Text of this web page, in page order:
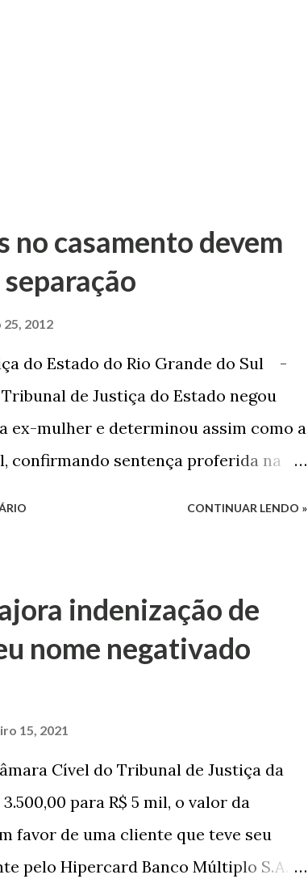
no casamento devem
2012
do Estado do Rio Grande do Sul -
de Justiça do Estado negou
ex-mulher e determinou assim como a
confirmando sentença proferida na
serem partilhadas, sendo elas um
mil, decorrente de um financiamento
à filha do casal, bem como a
Agostini, da 1ª Vara Judicial do
magistrada concede...
CONTINUAR LENDO »
indenização de
nome negativado
15, 2021
Cível do Tribunal de Justiça da
para R$ 5 mil, o valor da
favor de uma cliente que teve seu
pelo Hipercard Banco Múltiplo S.A. O